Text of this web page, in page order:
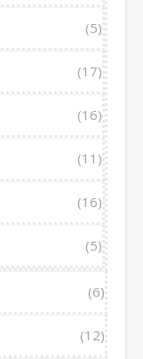
(5)
(17)
(16)
(11)
(16)
(5)
(6)
(12)